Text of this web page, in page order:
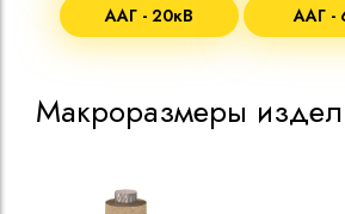
ААГ - 20кВ
ААГ -
Макроразмеры